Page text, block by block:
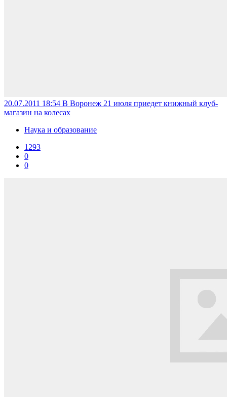
20.07.2011 18:54 В Воронеж 21 июля приедет книжный клуб-
магазин на колесах
Наука и образование
1293
0
0